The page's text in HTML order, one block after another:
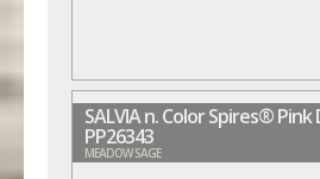
SALVIA n. Color Spires® Pink
PP26343
MEADOW SAGE